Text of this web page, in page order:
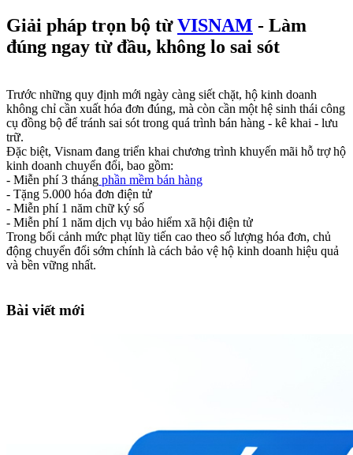
Giải pháp trọn bộ từVISNAM - Làm
đúng ngay từ đầu, không lo sai sót
Trước những quy định mới ngày càng siết chặt, hộ kinh doanh
không chỉ cần xuất hóa đơn đúng, mà còn cần một hệ sinh thái công
cụ đồng bộ để tránh sai sót trong quá trình bán hàng - kê khai - lưu
trữ.
Đặc biệt, Visnam đang triển khai chương trình khuyến mãi hỗ trợ hộ
kinh doanh chuyển đổi, bao gồm:
- Miễn phí 3 tháng phần mềm bán hàng
- Tặng 5.000 hóa đơn điện tử
- Miễn phí 1 năm chữ ký số
- Miễn phí 1 năm dịch vụ bảo hiểm xã hội điện tử
Trong bối cảnh mức phạt lũy tiến cao theo số lượng hóa đơn, chủ
động chuyển đổi sớm chính là cách bảo vệ hộ kinh doanh hiệu quả
và bền vững nhất.
Bài viết mới